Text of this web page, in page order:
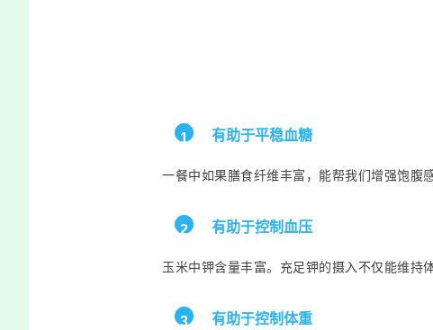
1 有助于平稳血糖
一餐中如果膳食纤维丰富，能帮我们增强饱腹
2 有助于控制血压
玉米中钾含量丰富。充足钾的摄入不仅能维持
3 有助于控制体重